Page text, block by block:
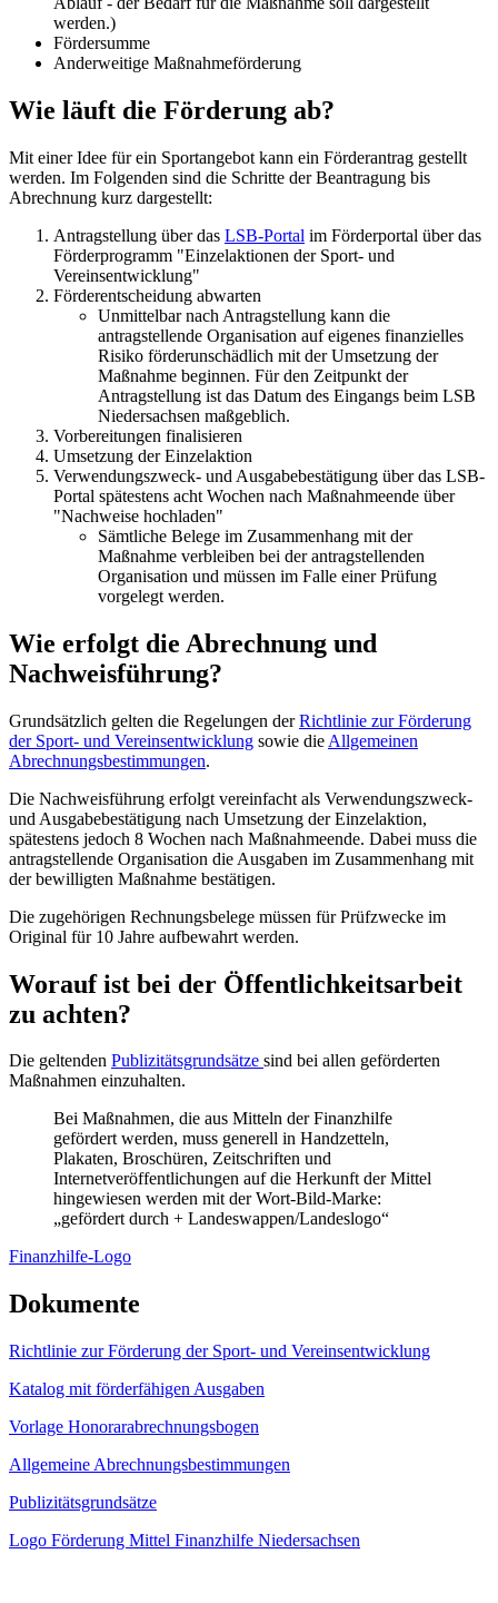
werden.)
Fördersumme
Anderweitige Maßnahmeförderung
Wie läuft die Förderung ab?
Mit einer Idee für ein Sportangebot kann ein Förderantrag gestellt
werden. Im Folgenden sind die Schritte der Beantragung bis
Abrechnung kurz dargestellt:
Antragstellung über das LSB-Portal im Förderportal über das
Förderprogramm "Einzelaktionen der Sport- und
Vereinsentwicklung"
Förderentscheidung abwarten
Unmittelbar nach Antragstellung kann die
antragstellende Organisation auf eigenes finanzielles
Risiko förderunschädlich mit der Umsetzung der
Maßnahme beginnen. Für den Zeitpunkt der
Antragstellung ist das Datum des Eingangs beim LSB
Niedersachsen maßgeblich.
Vorbereitungen finalisieren
Umsetzung der Einzelaktion
Verwendungszweck- und Ausgabebestätigung über das LSB-
Portal spätestens acht Wochen nach Maßnahmeende über
"Nachweise hochladen"
Sämtliche Belege im Zusammenhang mit der
Maßnahme verbleiben bei der antragstellenden
Organisation und müssen im Falle einer Prüfung
vorgelegt werden.
Wie erfolgt die Abrechnung und
Nachweisführung?
Grundsätzlich gelten die Regelungen derRichtlinie zur Förderung
der Sport- und Vereinsentwicklung sowie die Allgemeinen
Abrechnungsbestimmungen.
Die Nachweisführung erfolgt vereinfacht als Verwendungszweck-
und Ausgabebestätigung nach Umsetzung der Einzelaktion,
spätestens jedoch 8 Wochen nach Maßnahmeende. Dabei muss die
antragstellende Organisation die Ausgaben im Zusammenhang mit
der bewilligten Maßnahme bestätigen.
Die zugehörigen Rechnungsbelege müssen für Prüfzwecke im
Original für 10 Jahre aufbewahrt werden.
Worauf ist bei der Öffentlichkeitsarbeit
zu achten?
Die geltenden Publizitätsgrundsätze sind bei allen geförderten
Maßnahmen einzuhalten.
Bei Maßnahmen, die aus Mitteln der Finanzhilfe
gefördert werden, muss generell in Handzetteln,
Plakaten, Broschüren, Zeitschriften und
Internetveröffentlichungen auf die Herkunft der Mittel
hingewiesen werden mit der Wort-Bild-Marke:
„gefördert durch + Landeswappen/Landeslogo“
Finanzhilfe-Logo
Dokumente
Richtlinie zur Förderung der Sport- und Vereinsentwicklung
Katalog mit förderfähigen Ausgaben
Vorlage Honorarabrechnungsbogen
Allgemeine Abrechnungsbestimmungen
Publizitätsgrundsätze
Logo Förderung Mittel Finanzhilfe Niedersachsen